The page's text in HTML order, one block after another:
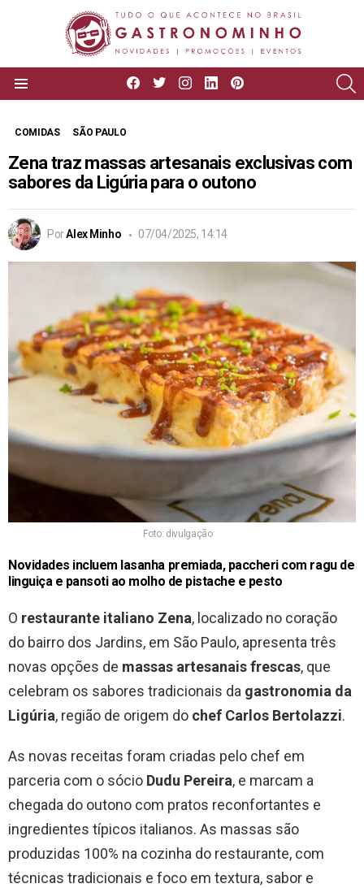
facebooktwitterinstagram
linkedin
COMIDAS SÃO PAULO
Zena traz massas artesanais exclusivas com
sabores da Ligúria para o outono
PorAlex Minho 07/04/2025, 14:14
Foto: divulgação
Novidades incluem lasanha premiada, paccheri com ragu de
linguiça e pansoti ao molho de pistache e pesto
O restaurante italiano Zena, localizado no coração
do bairro dos Jardins, em São Paulo, apresenta três
novas opções de massas artesanais frescas, que
celebram os sabores tradicionais da gastronomia da
Ligúria, região de origem do chef Carlos Bertolazzi.
As novas receitas foram criadas pelo chef em
parceria com o sócio Dudu Pereira, e marcam a
chegada do outono com pratos reconfortantes e
ingredientes típicos italianos. As massas são
produzidas 100% na cozinha do restaurante, com
técnicas tradicionais e foco em textura, sabor e